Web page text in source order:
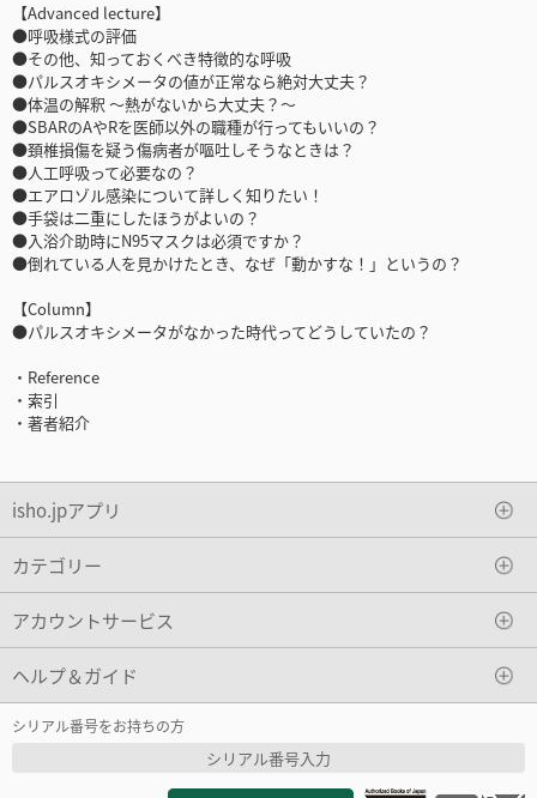
【Advanced lecture】
●呼吸様式の評価
●その他、知っておくべき特徴的な呼吸
●パルスオキシメータの値が正常なら絶対大丈夫？
●体温の解釈 ～熱がないから大丈夫？～
●SBARのAやRを医師以外の職種が行ってもいいの？
●頚椎損傷を疑う傷病者が嘔吐しそうなときは？
●人工呼吸って必要なの？
●エアロゾル感染について詳しく知りたい！
●手袋は二重にしたほうがよいの？
●入浴介助時にN95マスクは必須ですか？
●倒れている人を見かけたとき、なぜ「動かすな！」というの？
【Column】
●パルスオキシメータがなかった時代ってどうしていたの？
・Reference
・索引
・著者紹介
isho.jpアプリ
カテゴリー
アカウントサービス
ヘルプ＆ガイド
シリアル番号をお持ちの方
シリアル番号入力